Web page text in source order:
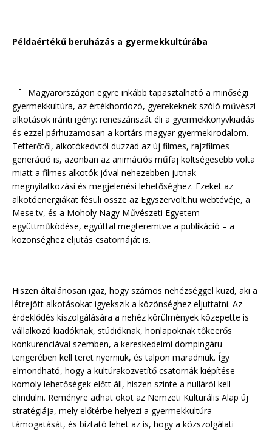
Példaértékű beruházás a gyermekkultúrába
Magyarországon egyre inkább tapasztalható a minőségi
gyermekkultúra, az értékhordozó, gyerekeknek szóló művészi
alkotások iránti igény: reneszánszát éli a gyermekkönyvkiadás
és ezzel párhuzamosan a kortárs magyar gyermekirodalom.
Tetterőtől, alkotókedvtől duzzad az új filmes, rajzfilmes
generáció is, azonban az animációs műfaj költségesebb volta
miatt a filmes alkotók jóval nehezebben jutnak
megnyilatkozási és megjelenési lehetőséghez. Ezeket az
alkotóenergiákat fésüli össze az Egyszervolt.hu webtévéje, a
Mese.tv, és a Moholy Nagy Művészeti Egyetem
együttműködése, egyúttal megteremtve a publikáció – a
közönséghez eljutás csatornáját is.
Hiszen általánosan igaz, hogy számos nehézséggel küzd, aki a
létrejött alkotásokat igyekszik a közönséghez eljuttatni. Az
érdeklődés kiszolgálására a nehéz körülmények közepette is
vállalkozó kiadóknak, stúdióknak, honlapoknak tőkeerős
konkurenciával szemben, a kereskedelmi dömpingáru
tengerében kell teret nyerniük, és talpon maradniuk. Így
elmondható, hogy a kultúraközvetítő csatornák kiépítése
komoly lehetőségek előtt áll, hiszen szinte a nulláról kell
elindulni. Reményre adhat okot az Nemzeti Kulturális Alap új
stratégiája, mely előtérbe helyezi a gyermekkultúra
támogatását, és bíztató lehet az is, hogy a közszolgálati